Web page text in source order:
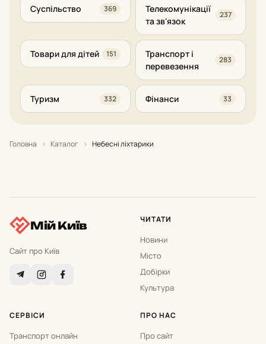
Суспільство 369
Телекомунікації
та зв'язок
237
Товари для дітей 151
Транспорт і
перевезення
283
Туризм 332 Фінанси 33
Головна › Каталог › Небесні ліхтарики
Мій Київ
Сайт про Київ
ЧИТАТИ
Новини
Місто
Добірки
Культура
СЕРВІСИ
Транспорт онлайн
ПРО НАС
Про сайт